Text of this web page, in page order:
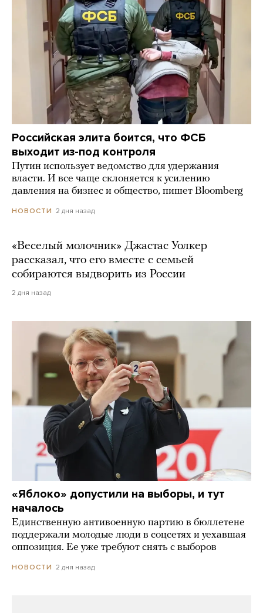
Российская элита боится, что ФСБ
выходит из-под контроля
Путин использует ведомство для удержания
власти. И все чаще склоняется к усилению
давления на бизнес и общество, пишет Bloomberg
НОВОСТИ 2 дня назад
«Веселый молочник» Джастас Уолкер
рассказал, что его вместе с семьей
собираются выдворить из России
2 дня назад
«Яблоко» допустили на выборы, и тут
началось
Единственную антивоенную партию в бюллетене
поддержали молодые люди в соцсетях и уехавшая
оппозиция. Ее уже требуют снять с выборов
НОВОСТИ 2 дня назад